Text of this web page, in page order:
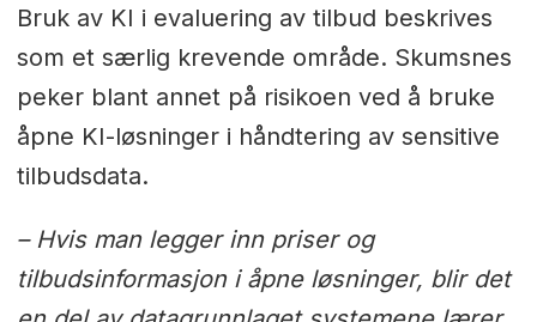
Bruk av KI i evaluering av tilbud beskrives
som et særlig krevende område. Skumsnes
peker blant annet på risikoen ved å bruke
åpne KI-løsninger i håndtering av sensitive
tilbudsdata.
– Hvis man legger inn priser og
tilbudsinformasjon i åpne løsninger, blir det